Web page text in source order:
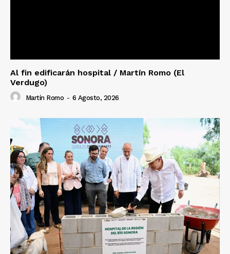
Al fin edificarán hospital / Martín Romo (El
Verdugo)
Martín Romo - 6 Agosto, 2026